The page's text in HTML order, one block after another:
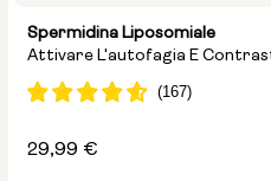
Spermidina Liposomiale
Attivare L'autofagia E
Prezzo
29,99 €